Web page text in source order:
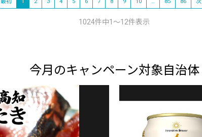
最初 1 2 3 4 5 6 7 8 9 10 … 85 86 次
1024件中1～12件表示
今月のキャンペーン対象自治体